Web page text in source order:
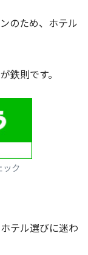
のため、ホテル
鉄則です。
ック
テル選びに迷わ